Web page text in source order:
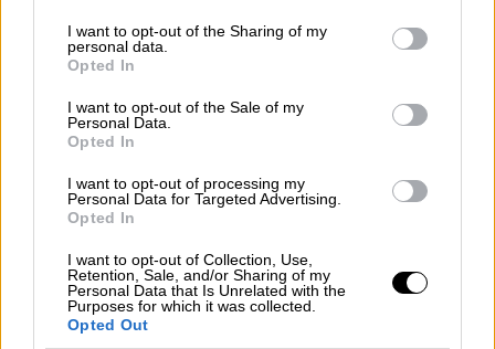
not limited to your visit or usage behaviour. You may click to
grant or deny consent to Google and its third-party tags to
use your data for below specified purposes in below Google
consent section.
I want to opt-out of the Sharing of my
personal data.
Opted In
I want to opt-out of the Sale of my
Personal Data.
Opted In
I want to opt-out of processing my
Personal Data for Targeted Advertising.
Opted In
I want to opt-out of Collection, Use,
Retention, Sale, and/or Sharing of my
Personal Data that Is Unrelated with the
Purposes for which it was collected.
Opted Out
Το σκάνδαλο, που ονομάστηκε «
Ελληνικό
ενημέρωσης, συγκλόνισε την Ελλάδα το
2022, μετά από καταγγελίες του ηγέτη του
Ανδρουλάκη και του δημοσιογράφου Θανάση
Κουκάκη ότι είχαν τεθεί υπό κρατική
παρακολούθηση μέσω κακόβουλου
λογισμικού για κινητά τηλέφωνα».